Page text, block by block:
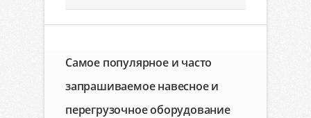
Самое популярное и часто
запрашиваемое навесное и
перегрузочное оборудование